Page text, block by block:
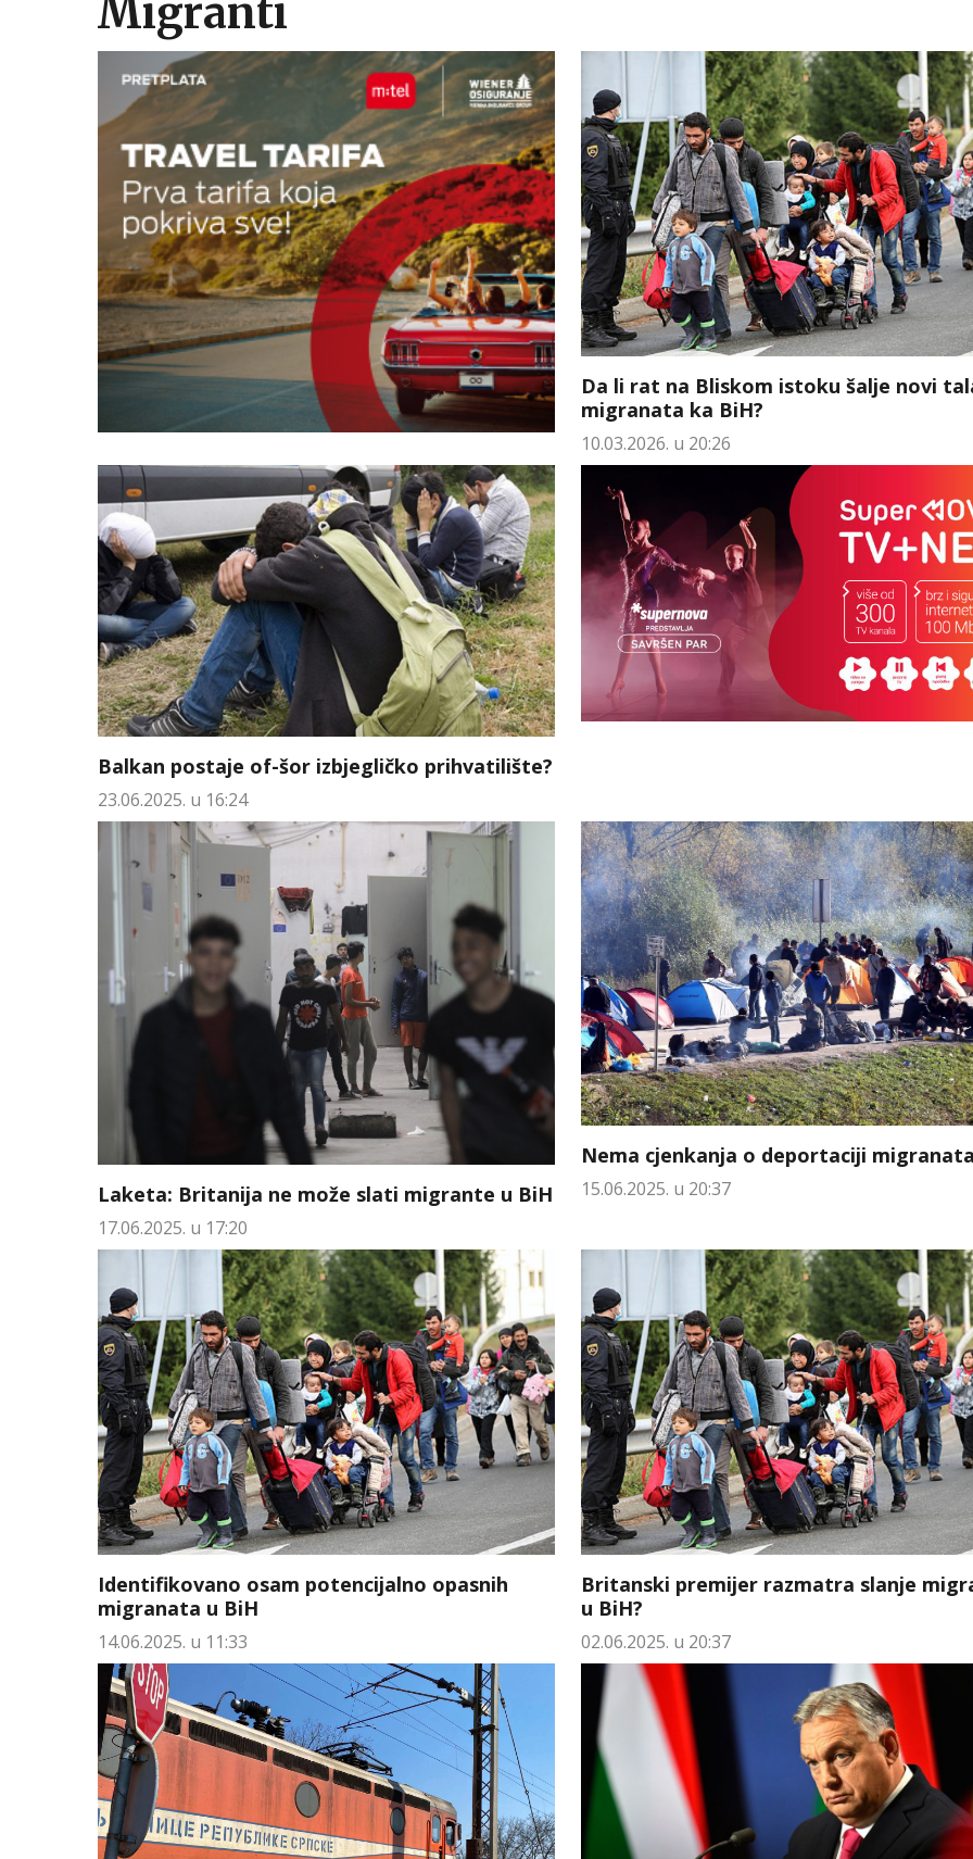
Migranti
Da li rat na Bliskom istoku šalje novi
migranata ka BiH?
10.03.2026. u 20:26
Balkan postaje of-šor izbjegličko prihvatilište?
23.06.2025. u 16:24
Laketa: Britanija ne može slati migrante u BiH
17.06.2025. u 17:20
Nema cjenkanja o deportaciji
15.06.2025. u 20:37
Identifikovano osam potencijalno opasnih
migranata u BiH
14.06.2025. u 11:33
Britanski premijer razmatra slanje
u BiH?
02.06.2025. u 20:37